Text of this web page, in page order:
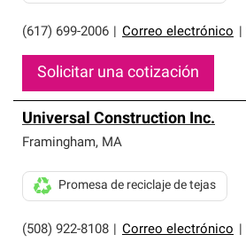
(617) 699-2006 Correo electrónico
Solicitar una cotización
Universal Construction Inc.
Framingham, MA
(508) 922-8108 Correo electrónico
Promesa de reciclaje de tejas